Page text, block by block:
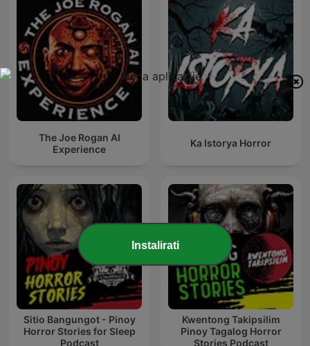
The Joe Rogan AI
Experience
Ka Istorya Horror
Sitio Bangungot - Pinoy
Horror Stories for Sleep
Podcast
Kwentong Takipsilim
Pinoy Tagalog Horror
Stories Podcast
Instalirati